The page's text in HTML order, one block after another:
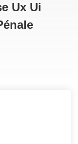
Ux Ui